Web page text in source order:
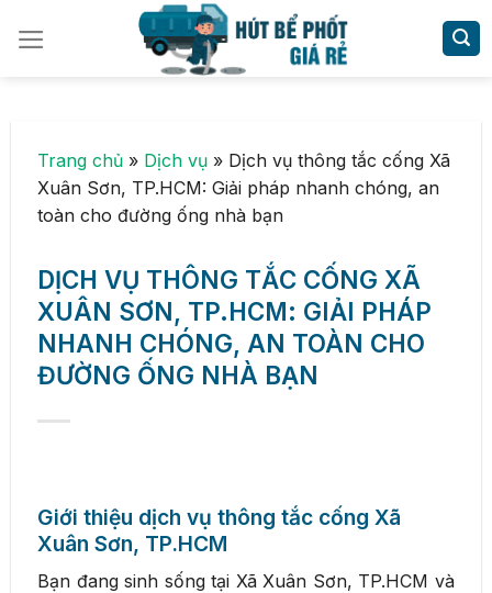
Trang chủ » Dịch vụ » Dịch vụ thông tắc cống Xã
Xuân Sơn, TP.HCM: Giải pháp nhanh chóng, an
toàn cho đường ống nhà bạn
DỊCH VỤ THÔNG TẮC CỐNG XÃ
XUÂN SƠN, TP.HCM: GIẢI PHÁP
NHANH CHÓNG, AN TOÀN CHO
ĐƯỜNG ỐNG NHÀ BẠN
Giới thiệu dịch vụ thông tắc cống Xã
Xuân Sơn, TP.HCM
Bạn đang sinh sống tại Xã Xuân Sơn, TP.HCM và